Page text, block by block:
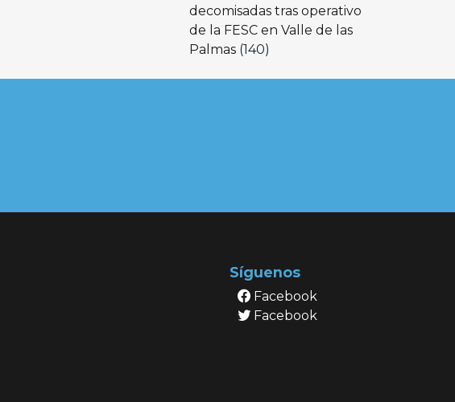
decomisadas tras operativo
de la FESC en Valle de las
Palmas (140)
Síguenos
Facebook
Facebook